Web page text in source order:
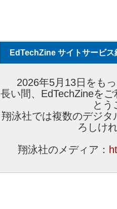
EdTechZine サイトサービス
2026年5月13日をも
長い間、EdTechZineを
とう
翔泳社では複数のデジ
ろしけ
翔泳社のメディア：